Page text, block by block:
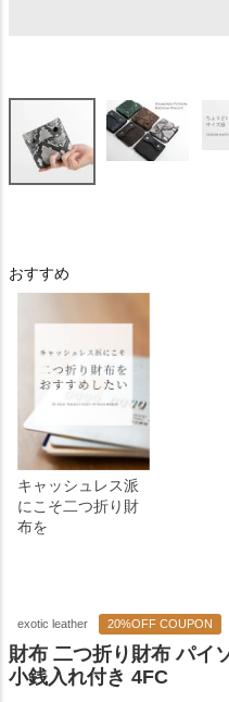
おすすめ
キャッシュレス派
にこそ二つ折り財
布を
exotic leather 20%OFF COUPON
財布 二つ折り財布 パイ
小銭入れ付き 4FC